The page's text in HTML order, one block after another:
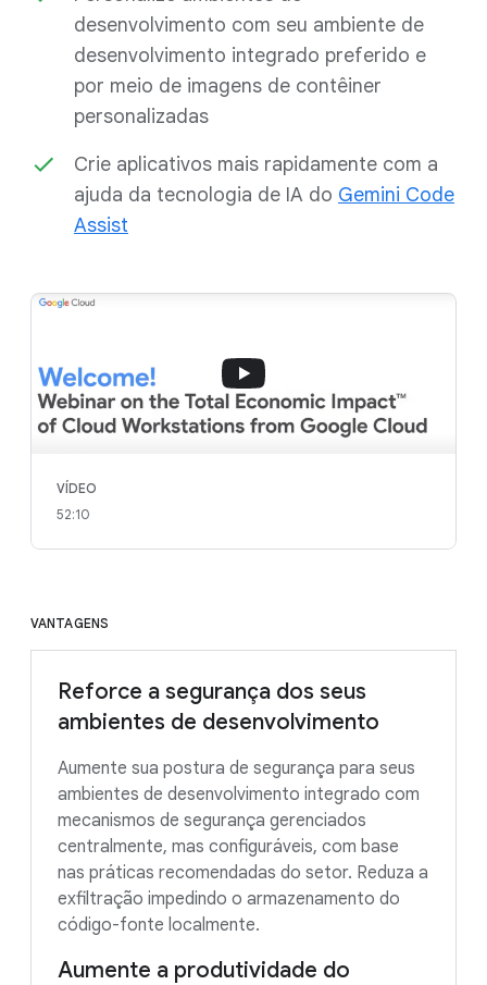
desenvolvimento com seu ambiente de
desenvolvimento integrado preferido e
por meio de imagens de contêiner
personalizadas
Crie aplicativos mais rapidamente com a
ajuda da tecnologia de IA do Gemini Code
Assist
VÍDEO
52:10
VANTAGENS
Reforce a segurança dos seus
ambientes de desenvolvimento
Aumente sua postura de segurança para seus
ambientes de desenvolvimento integrado com
mecanismos de segurança gerenciados
centralmente, mas configuráveis, com base
nas práticas recomendadas do setor. Reduza a
exfiltração impedindo o armazenamento do
código-fonte localmente.
Aumente a produtividade do